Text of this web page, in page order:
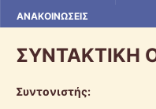
ΑΝΑΚΟΙΝΩΣΕΙΣ
ΣΥΝΤΑΚΤΙΚΗ
Συντονιστής: